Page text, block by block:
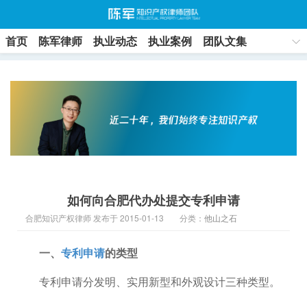
首页 陈军律师 执业动态 执业案例
团队文集
如何向合肥代办处提交专利申请
合肥知识产权律师 发布于 2015-01-13 分类： 他山之石
一、 专利申请的类型
专利申请分发明、实用新型和外观设计三种类型。